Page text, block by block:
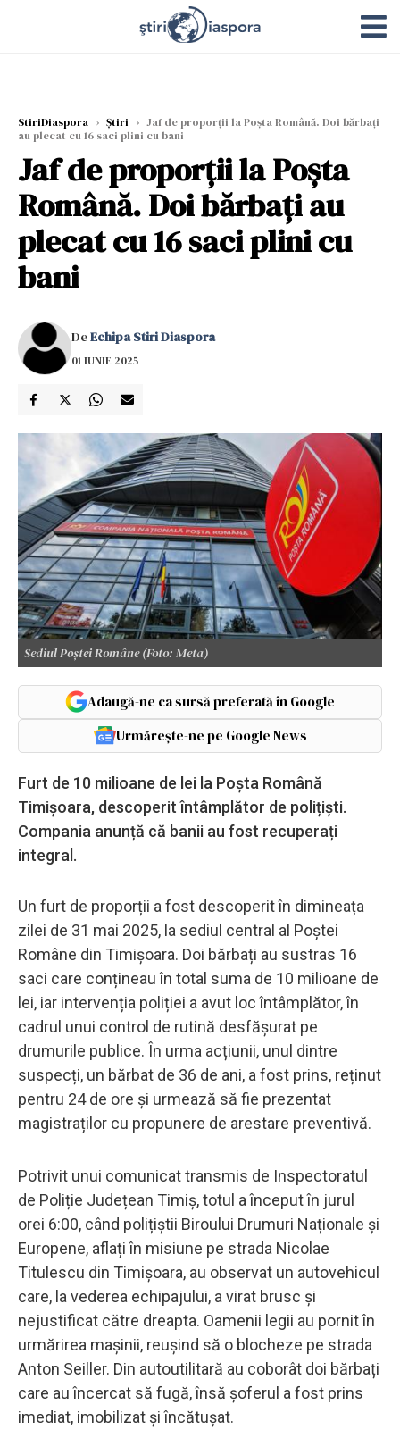
StiriDiaspora › Știri › Jaf de proporții la Poşta Română. Doi bărbaţi
au plecat cu 16 saci plini cu bani
Jaf de proporții la Poşta
Română. Doi bărbaţi au
plecat cu 16 saci plini cu
bani
DeEchipa Stiri Diaspora
01 IUNIE 2025
Sediul Poștei Române (Foto: Meta)
Adaugă-ne ca sursă preferată în Google
Urmărește-ne pe Google News
Furt de 10 milioane de lei la Poșta Română
Timișoara, descoperit întâmplător de polițiști.
Compania anunță că banii au fost recuperați
integral.
Un furt de proporții a fost descoperit în dimineața
zilei de 31 mai 2025, la sediul central al Poștei
Române din Timișoara. Doi bărbați au sustras 16
saci care conțineau în total suma de 10 milioane de
lei, iar intervenția poliției a avut loc întâmplător, în
cadrul unui control de rutină desfășurat pe
drumurile publice. În urma acțiunii, unul dintre
suspecți, un bărbat de 36 de ani, a fost prins, reținut
pentru 24 de ore și urmează să fie prezentat
magistraților cu propunere de arestare preventivă.
Potrivit unui comunicat transmis de Inspectoratul
de Poliție Județean Timiș, totul a început în jurul
orei 6:00, când polițiștii Biroului Drumuri Naționale și
Europene, aflați în misiune pe strada Nicolae
Titulescu din Timișoara, au observat un autovehicul
care, la vederea echipajului, a virat brusc și
nejustificat către dreapta. Oamenii legii au pornit în
urmărirea mașinii, reușind să o blocheze pe strada
Anton Seiller. Din autoutilitară au coborât doi bărbați
care au încercat să fugă, însă șoferul a fost prins
imediat, imobilizat și încătușat.